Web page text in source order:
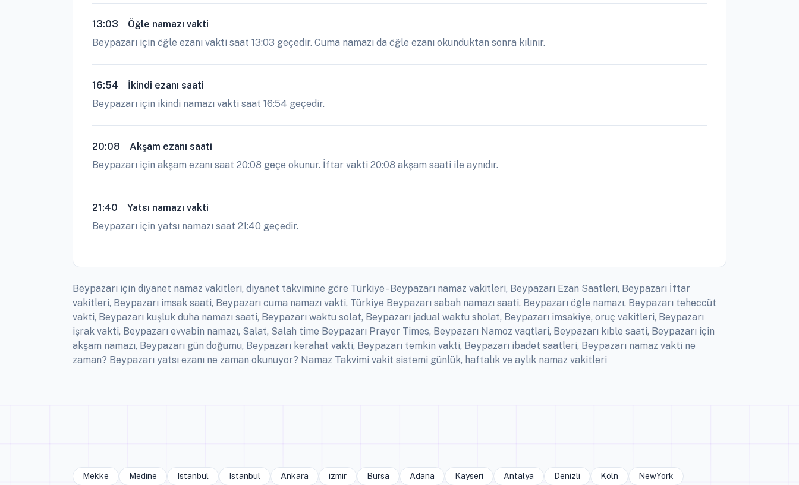
13:03
Öğle namazı vakti
Beypazarı için öğle ezanı vakti saat 13:03 geçedir. Cuma namazı da öğle ezanı okunduktan sonra kılınır.
16:54
İkindi ezanı saati
Beypazarı için ikindi namazı vakti saat 16:54 geçedir.
20:08
Akşam ezanı saati
Beypazarı için akşam ezanı saat 20:08 geçe okunur. İftar vakti 20:08 akşam saati ile aynıdır.
21:40
Yatsı namazı vakti
Beypazarı için yatsı namazı saat 21:40 geçedir.
Beypazarı için diyanet namaz vakitleri, diyanet takvimine göre Türkiye - Beypazarı namaz vakitleri, Beypazarı Ezan Saatleri, Beypazarı İftar
vakitleri, Beypazarı imsak saati, Beypazarı cuma namazı vakti, Türkiye Beypazarı sabah namazı saati, Beypazarı öğle namazı, Beypazarı teheccüt
vakti, Beypazarı kuşluk duha namazı saati, Beypazarı waktu solat, Beypazarı jadual waktu sholat, Beypazarı imsakiye, oruç vakitleri, Beypazarı
işrak vakti, Beypazarı evvabin namazı, Salat, Salah time Beypazarı Prayer Times, Beypazarı Namoz vaqtlari, Beypazarı kıble saati, Beypazarı için
akşam namazı, Beypazarı gün doğumu, Beypazarı kerahat vakti, Beypazarı temkin vakti, Beypazarı ibadet saatleri, Beypazarı namaz vakti ne
zaman? Beypazarı yatsı ezanı ne zaman okunuyor? Namaz Takvimi vakit sistemi günlük, haftalık ve aylık namaz vakitleri
Mekke Medine Istanbul Istanbul Ankara izmir Bursa Adana Kayseri Antalya Denizli Köln NewYork